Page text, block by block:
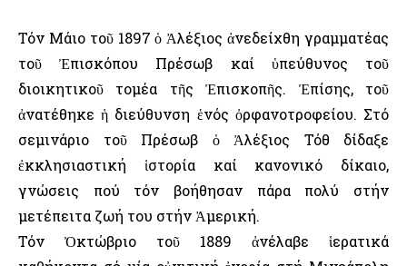
Τόν Μάιο τοῦ 1897 ὁ Ἀλέξιος ἀνεδείχθη γραμματέας
τοῦ Ἐπισκόπου Πρέσωβ καί ὑπεύθυνος τοῦ
διοικητικοῦ τομέα τῆς Ἐπισκοπῆς. Ἐπίσης, τοῦ
ἀνατέθηκε ἡ διεύθυνση ἑνός ὀρφανοτροφείου. Στό
σεμινάριο τοῦ Πρέσωβ ὁ Ἀλέξιος Τόθ δίδαξε
ἐκκλησιαστική ἱστορία καί κανονικό δίκαιο,
γνώσεις πού τόν βοήθησαν πάρα πολύ στήν
μετέπειτα ζωή του στήν Ἀμερική.
Τόν Ὀκτώβριο τοῦ 1889 ἀνέλαβε ἱερατικά